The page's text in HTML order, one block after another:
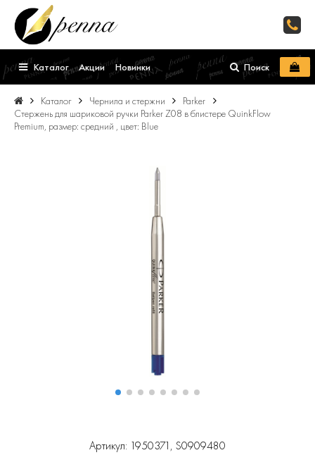
Каталог Акции Новинки Поиск
Каталог Чернила и стержни
Parker
Стержень для шариковой ручки Parker Z08 в блистере QuinkFlow
Premium, размер: средний , цвет: Blue
Артикул: 1950371, S0909480